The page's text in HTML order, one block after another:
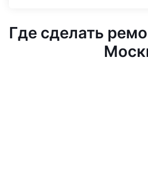
Где сделать